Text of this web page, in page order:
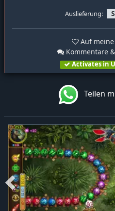
Auslieferung:
Auf
Kommentare
Activates in
Teilen